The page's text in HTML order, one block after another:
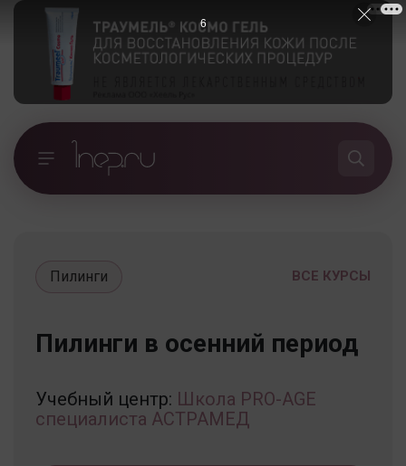
ВСЕ КУРСЫ
Пилинги
Пилинги в осенний период
Учебный центр: Школа PRO-AGE
специалиста АСТРАМЕД
5